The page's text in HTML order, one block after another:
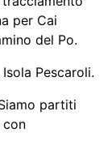
per Cai
del Po.
Pescaroli.
partiti
con